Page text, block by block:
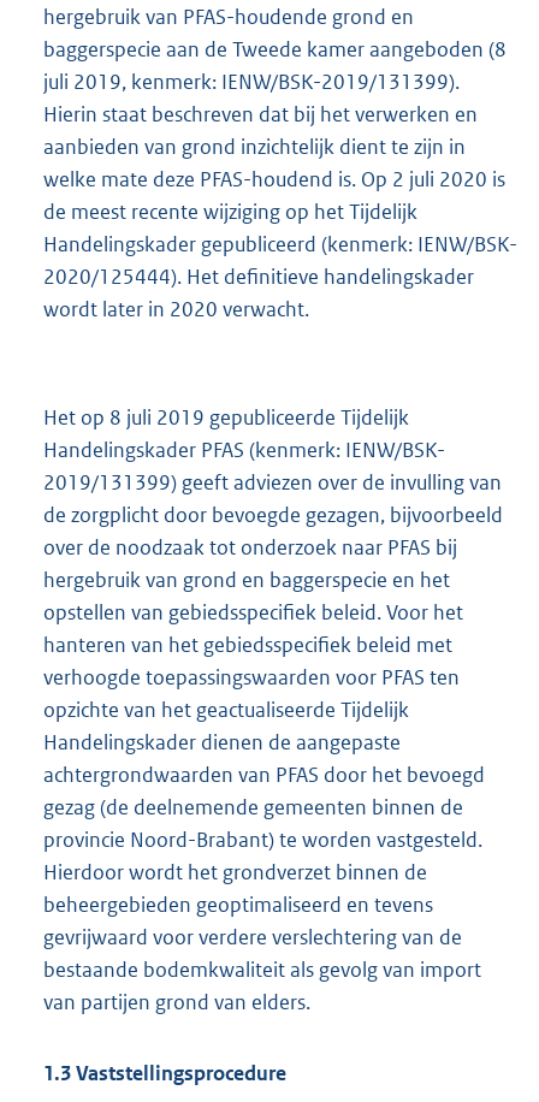
hergebruik van PFAS-houdende grond en
baggerspecie aan de Tweede kamer aangeboden (8
juli 2019, kenmerk: IENW/BSK-2019/131399).
Hierin staat beschreven dat bij het verwerken en
aanbieden van grond inzichtelijk dient te zijn in
welke mate deze PFAS-houdend is. Op 2 juli 2020 is
de meest recente wijziging op het Tijdelijk
Handelingskader gepubliceerd (kenmerk: IENW/BSK-
2020/125444). Het definitieve handelingskader
wordt later in 2020 verwacht.
Het op 8 juli 2019 gepubliceerde Tijdelijk
Handelingskader PFAS (kenmerk: IENW/BSK-
2019/131399) geeft adviezen over de invulling van
de zorgplicht door bevoegde gezagen, bijvoorbeeld
over de noodzaak tot onderzoek naar PFAS bij
hergebruik van grond en baggerspecie en het
opstellen van gebiedsspecifiek beleid. Voor het
hanteren van het gebiedsspecifiek beleid met
verhoogde toepassingswaarden voor PFAS ten
opzichte van het geactualiseerde Tijdelijk
Handelingskader dienen de aangepaste
achtergrondwaarden van PFAS door het bevoegd
gezag (de deelnemende gemeenten binnen de
provincie Noord-Brabant) te worden vastgesteld.
Hierdoor wordt het grondverzet binnen de
beheergebieden geoptimaliseerd en tevens
gevrijwaard voor verdere verslechtering van de
bestaande bodemkwaliteit als gevolg van import
van partijen grond van elders.
1.3Vaststellingsprocedure